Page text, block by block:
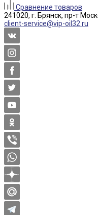
Сравнение товаров
241020, г. Брянск, пр-т
client-service@vip-oil32.ru